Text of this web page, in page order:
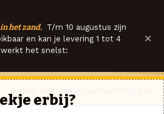
het zand. T/m 10 augustus zijn
en kan je levering 1 tot 4
werkt het snelst:
×
erbij?